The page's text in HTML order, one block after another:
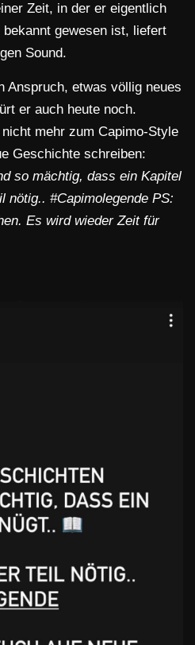
Zeit, in der er eigentlich
bekannt gewesen ist, liefert
Sound.
Anspruch, etwas völlig neues
er auch heute noch.
mehr zum Capimo-Style
Geschichte schreiben:
so mächtig, dass ein Kapitel
#Capimolegende PS:
Es wird wieder Zeit für